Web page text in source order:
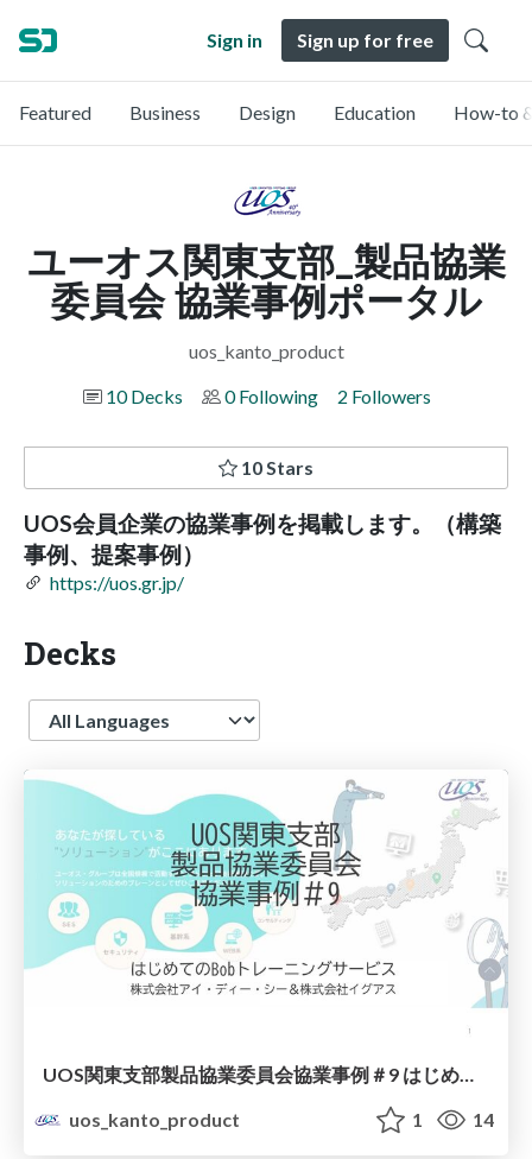
Sign in Sign up for free
Featured Business Design Education How-to
ユーオス関東支部_製品協業
委員会 協業事例ポータル
uos_kanto_product
10 Decks
0 Following 2 Followers
10 Stars
UOS会員企業の協業事例を掲載します。（構築
事例、提案事例）
https://uos.gr.jp/
Decks
Language
UOS関東支部 製品協業委員会 協業事例＃9 はじめてのBobトレーニングサービス
uos_kanto_product
1 14